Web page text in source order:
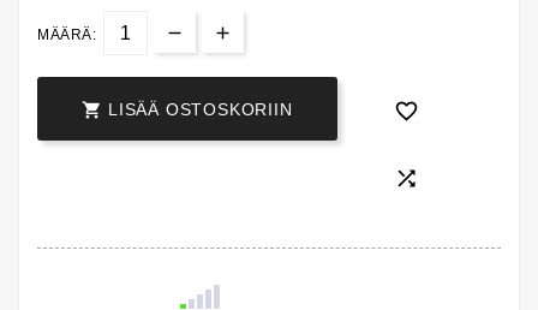
MÄÄRÄ:
 LISÄÄ OSTOSKORIIN 
